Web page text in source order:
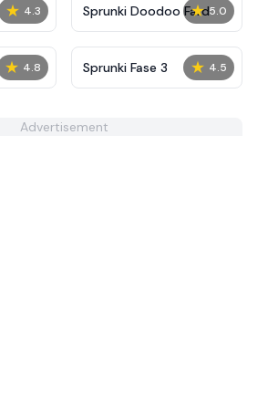
★ 4.3 ★ 5.0
Sprunki Doodoo Fard
★ 4.8 ★ 4.5
Sprunki Fase 3
Advertisement